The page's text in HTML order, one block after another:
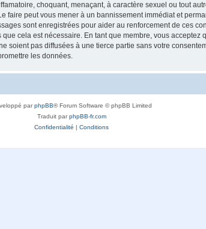
choquant, menaçant, à caractère sexuel ou tout
peut vous mener à un bannissement immédiat et
sont enregistrées pour aider au renforcement de ces
cela est nécessaire. En tant que membre, vous
soient pas diffusées à une tierce partie sans votre
les données.
parphpBB® Forum Software © phpBB Limited
Traduit parphpBB-fr.com
Confidentialité | Conditions